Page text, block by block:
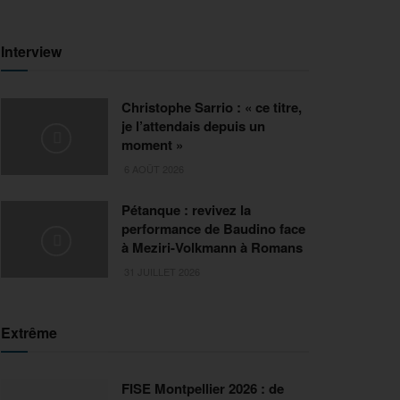
Interview
Christophe Sarrio : « ce titre,
je l’attendais depuis un
moment »
Pétanque : revivez la
performance de Baudino face
à Meziri-Volkmann à Romans
Extrême
FISE Montpellier 2026 : de